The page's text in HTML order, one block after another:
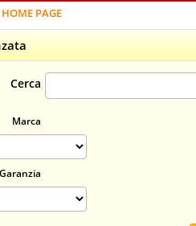
HOME PAGE
Cerca
Marca
Garanzia